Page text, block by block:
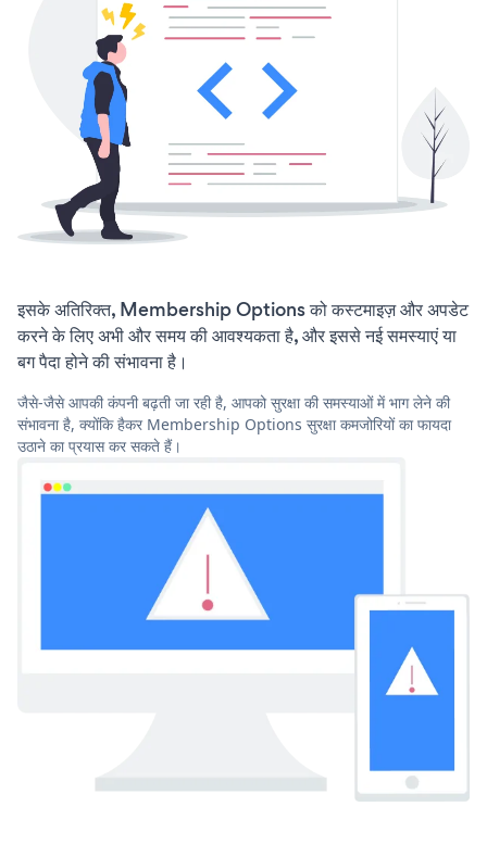
इसके अतिरिक्त, Membership Options को कस्टमाइज़ और अपडेट
करने के लिए अभी और समय की आवश्यकता है, और इससे नई समस्याएं या
बग पैदा होने की संभावना है।
जैसे-जैसे आपकी कंपनी बढ़ती जा रही है, आपको सुरक्षा की समस्याओं में भाग लेने की
संभावना है, क्योंकि हैकर Membership Options सुरक्षा कमजोरियों का फायदा
उठाने का प्रयास कर सकते हैं।